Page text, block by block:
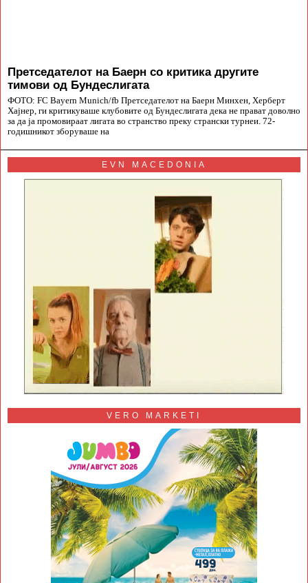
Претседателот на Баерн со критика другите
тимови од Бундеслигата
ФОТО: FC Bayern Munich/fb Претседателот на Баерн Минхен, Херберт
Хајнер, ги критикуваше клубовите од Бундеслигата дека не прават доволно
за да ја промовираат лигата во странство преку странски турнеи. 72-
годишникот зборуваше на
EVN MACEDONIA
VERO MARKETI